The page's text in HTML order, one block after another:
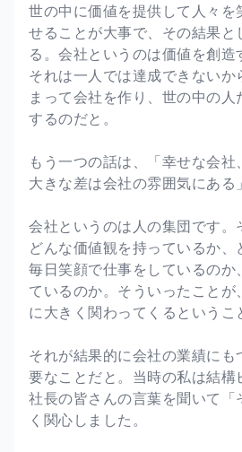
世の中に価値を提供して人々を
せることが大事で、その結果と
る。会社というのは価値を創造
それは一人では達成できない
まって会社を作り、世の中の
するのだと。
もう一つの話は、「幸せな会
大きな差は会社の雰囲気にある
会社というのは人の集団です。
どんな価値観を持っているか、
毎日笑顔で仕事をしているのか
ているのか。そういったこと
に大きく関わってくるというこ
それが結果的に会社の業績にも
要なことだと。当時の私は結構
社長の皆さんの言葉を聞いて「
く関心しました。